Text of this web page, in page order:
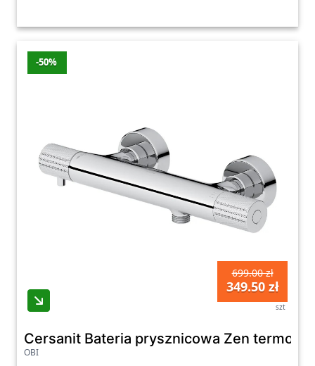
-50%
699.00 zł
349.50 zł
szt
Cersanit Bateria prysznicowa Zen
OBI